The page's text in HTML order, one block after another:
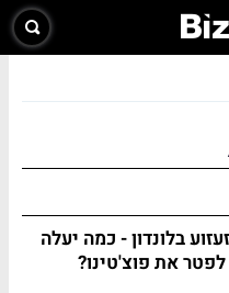
בלונדון - כמה יעלה
את פוצ'טינו?